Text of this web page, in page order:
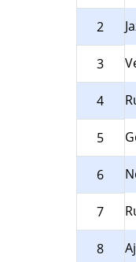
2
3
4
5
6
7
8